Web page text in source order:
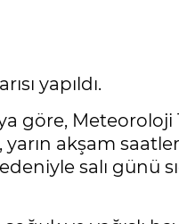
yapıldı.
göre,
akşam
salı günü